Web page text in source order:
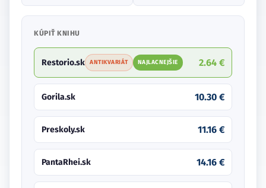
KÚPIŤ KNIHU
Restorio.sk ANTIKVARIÁT NAJLACNEJŠIE 2.64 €
Gorila.sk 10.30 €
Preskoly.sk 11.16 €
PantaRhei.sk 14.16 €